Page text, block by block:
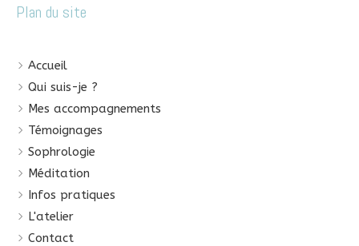
Plan du site
Accueil
Qui suis-je ?
Mes accompagnements
Témoignages
Sophrologie
Méditation
Infos pratiques
L'atelier
Contact